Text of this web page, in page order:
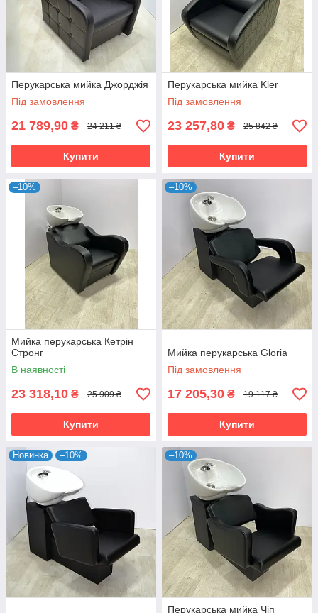
Перукарська мийка Джорджія
Під замовлення
21 789,90 ₴ 24 211 ₴
Купити
Перукарська мийка Kler
Під замовлення
23 257,80 ₴ 25 842 ₴
Купити
–10%
Мийка перукарська Кетрін
Стронг
В наявності
23 318,10 ₴ 25 909 ₴
Купити
–10%
Мийка перукарська Gloria
Під замовлення
17 205,30 ₴ 19 117 ₴
Купити
Новинка –10% –10%
Перукарська мийка Чіп